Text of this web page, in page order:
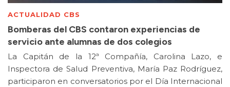
ACTUALIDAD CBS
Bomberas del CBS contaron experiencias de
servicio ante alumnas de dos colegios
La Capitán de la 12ª Compañía, Carolina Lazo, e
Inspectora de Salud Preventiva, María Paz Rodríguez,
participaron en conversatorios por el Día Internacional